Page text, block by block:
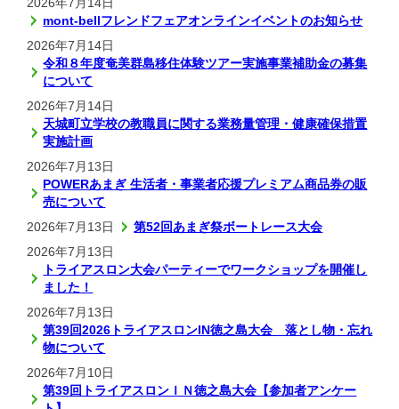
mont-bellフレンドフェアオンラインイベントのお知らせ
2026年7月14日
令和８年度奄美群島移住体験ツアー実施事業補助金の募集
について
2026年7月14日
天城町立学校の教職員に関する業務量管理・健康確保措置
実施計画
2026年7月13日
POWERあまぎ 生活者・事業者応援プレミアム商品券の販
売について
2026年7月13日
第52回あまぎ祭ボートレース大会
2026年7月13日
トライアスロン大会パーティーでワークショップを開催し
ました！
2026年7月13日
第39回2026トライアスロンIN徳之島大会 落とし物・忘れ
物について
2026年7月10日
第39回トライアスロンＩＮ徳之島大会【参加者アンケー